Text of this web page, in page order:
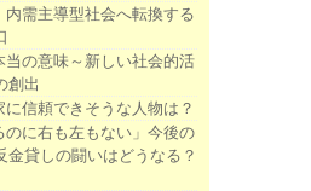
内需主導型社会へ転換する
当の意味～新しい社会的活
創出
に信頼できそうな人物は？
のに右も左もない」今後の
金貸しの闘いはどうなる？